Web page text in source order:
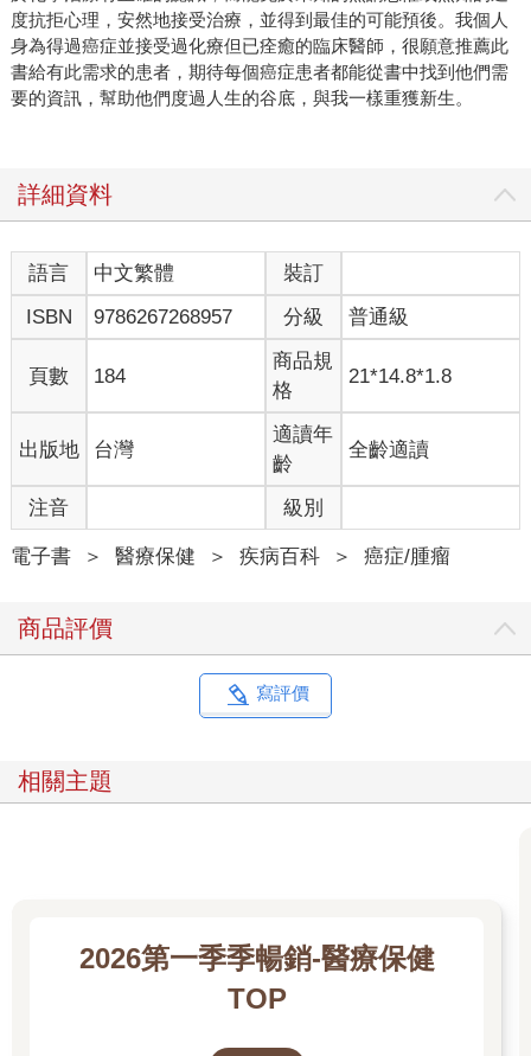
度抗拒心理，安然地接受治療，並得到最佳的可能預後。我個人
身為得過癌症並接受過化療但已痊癒的臨床醫師，很願意推薦此
書給有此需求的患者，期待每個癌症患者都能從書中找到他們需
要的資訊，幫助他們度過人生的谷底，與我一樣重獲新生。
詳細資料
語言 中文繁體
裝訂
ISBN
9786267268957 分級 普通級
頁數 184
商品規
格
21*14.8*1.8
出版地 台灣
適讀年
齡
全齡適讀
注音 級別
電子書 ＞ 醫療保健 ＞ 疾病百科 ＞ 癌症/腫瘤
商品評價
寫評價
相關主題
2026第一季季暢銷-醫療保健
TOP